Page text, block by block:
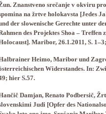
Znanstveno srečanje v okviru
na žrtve holokavsta [Jedes
der slowenische Gerechte unter
des Projektes Shoa –
Maribor, 26.1.2011, S.
Heimo, Maribor und
Widerstandes. In:
hier S.57.
Damjan, Renato Podbersič,
Judi [Opfer des